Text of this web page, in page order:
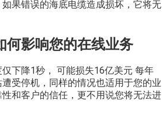
果错误的海底电缆造成损坏，它将无
何影响您的在线业务
下降1秒， 可能损失16亿美元 每年
受停机，同样的情况也适用于您的业
和客户的信任，更不用说您将无法进